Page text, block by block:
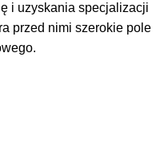
i uzyskania specjalizacji
przed nimi szerokie pole